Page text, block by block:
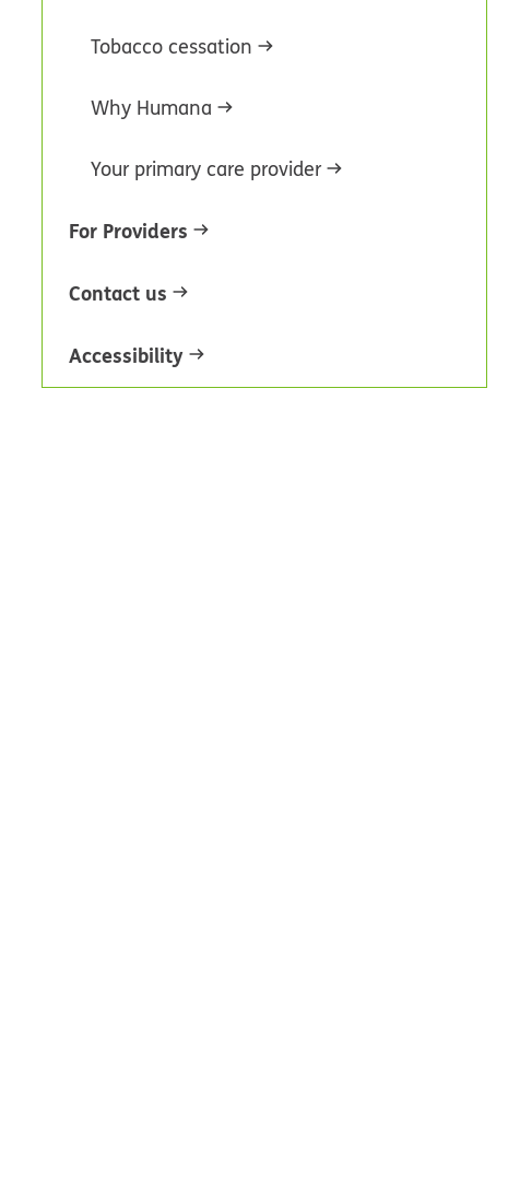
Tobacco cessation
Why Humana
Your primary care provider
For Providers
Contact us
Accessibility